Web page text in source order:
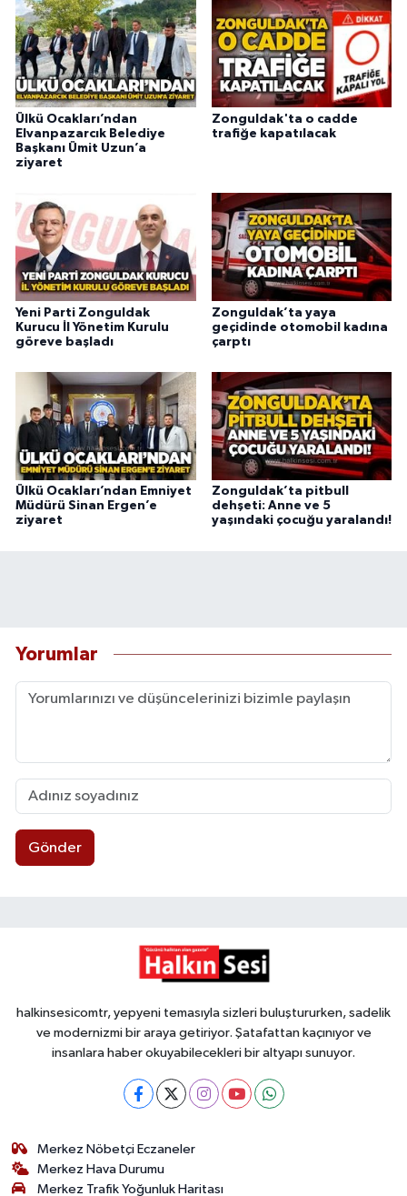
Ülkü Ocakları’ndan
Elvanpazarcık Belediye
Başkanı Ümit Uzun’a
ziyaret
Zonguldak'ta o cadde
trafiğe kapatılacak
Yeni Parti Zonguldak
Kurucu İl Yönetim Kurulu
göreve başladı
Zonguldak’ta yaya
geçidinde otomobil kadına
çarptı
Ülkü Ocakları’ndan Emniyet
Müdürü Sinan Ergen’e
ziyaret
Zonguldak’ta pitbull
dehşeti: Anne ve 5
yaşındaki çocuğu yaralandı!
Yorumlar
Gönder
halkinsesicomtr, yepyeni temasıyla sizleri buluştururken, sadelik
ve modernizmi bir araya getiriyor. Şatafattan kaçınıyor ve
insanlara haber okuyabilecekleri bir altyapı sunuyor.
Merkez Nöbetçi Eczaneler
Merkez Hava Durumu
Merkez Trafik Yoğunluk Haritası